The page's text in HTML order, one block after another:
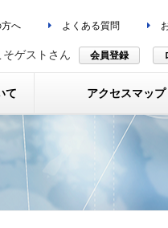
へ よくある質問
そゲストさん 会員登録
て アクセスマップ